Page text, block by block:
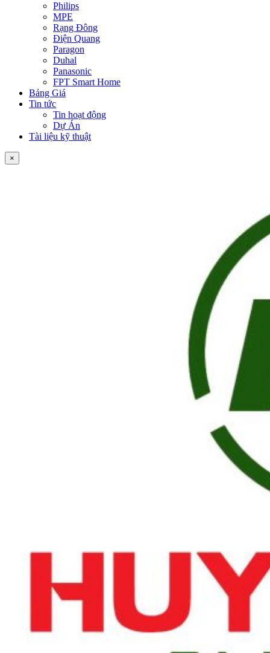
Philips
MPE
Rạng Đông
Điện Quang
Paragon
Duhal
Panasonic
FPT Smart Home
Bảng Giá
Tin tức
Tin hoạt động
Dự Án
Tài liệu kỹ thuật
×